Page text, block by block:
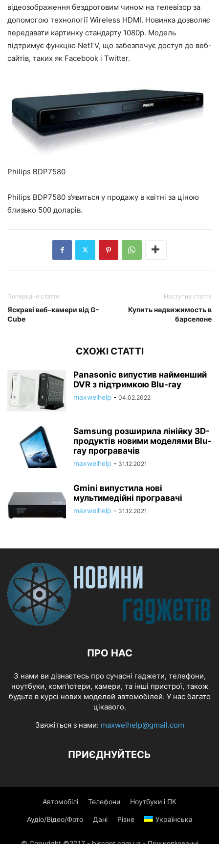
відеозображення бездротовим чином на телевізор за
допомогою технології Wireless HDMI. Новинка дозволяє
передавати картинку стандарту 1080p. Модель
підтримує функцію NetTV, що забезпечує доступ до веб-
сайтів, таких як Facebook і Twitter.
Philips BDP7580
Philips BDP7580 з’явиться у продажу в квітні за ціною
близько 500 доларів.
Попередня стаття
Яскраві веб–камери від G-
Cube
Наступна стаття
Купить недвижимость в
барселоне
СХОЖІ СТАТТІ
Panasonic випустив найменший
DVR з підтримкою Blu-ray
maxwelhelp - 04.02.2022
Samsung розширила лінійку 3D-
продуктів новими моделями Blu-
ray програвачів
maxwelhelp - 31.12.2021
Gmini випустила нові
мультимедійні програвачі
maxwelhelp - 31.12.2021
ПРО НАС
З нами ви дізнаєтесь про сучасні гаджети, телефони,
ноутбуки, комп'ютери, камери, та інші пристрої, також
будьте в курсі нових моделей автомобілей. У нас багато
цікавого.
Звяжіться з нами: maxwelhelp@gmail.com
ПРИЄДНУЙТЕСЬ
Автомобілі Телефони Ноутбуки і ПК
Аудіо/Відео/Фото Дані Різне Українська